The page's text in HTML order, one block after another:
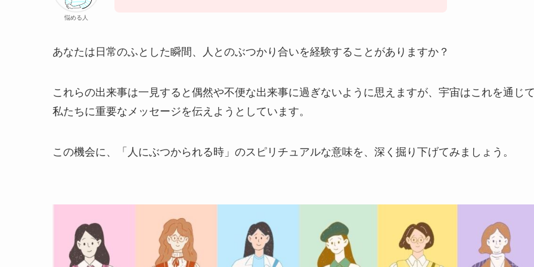
悩める人
あなたは日常のふとした瞬間、人とのぶつかり合いを経験することがありますか？
これらの出来事は一見すると偶然や不便な出来事に過ぎないように思えますが、宇宙はこれを通じ
私たちに重要なメッセージを伝えようとしています。
この機会に、「人にぶつかられる時」のスピリチュアルな意味を、深く掘り下げてみましょう。